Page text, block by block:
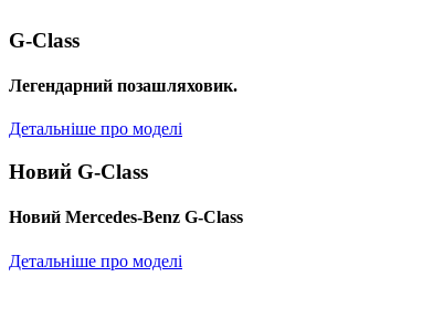
G-Class
Легендарний позашляховик.
Детальніше про моделі
Новий G-Class
Новий Mercedes-Benz G-Class
Детальніше про моделі